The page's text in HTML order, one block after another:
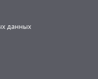
данных